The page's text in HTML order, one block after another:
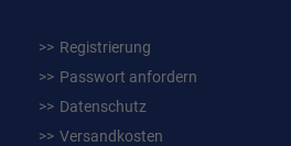
Registrierung
Passwort anfordern
Datenschutz
Versandkosten